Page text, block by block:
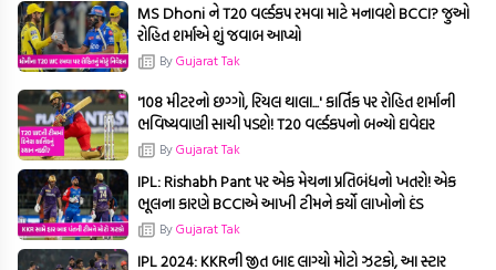
MS Dhoni ને T20 વર્લ્ડકપ રમવા માટે મનાવશે BCCI? જુઓ
રોહિત શર્માએ શું જવાબ આપ્યો
ByGujarat Tak
'108 મીટરનો છગ્ગો, રિયલ થાલા...' કાર્તિક પર રોહિત શર્માની
ભવિષ્યવાણી સાચી પડશે! T20 વર્લ્ડકપનો બન્યો દાવેદાર
ByGujarat Tak
IPL: Rishabh Pant પર એક મેચના પ્રતિબંધનો ખતરો! એક
ભૂલના કારણે BCCIએ આખી ટીમને કર્યો લાખોનો દંડ
ByGujarat Tak
IPL 2024: KKRની જીત બાદ લાગ્યો મોટો ઝટકો, આ સ્ટાર